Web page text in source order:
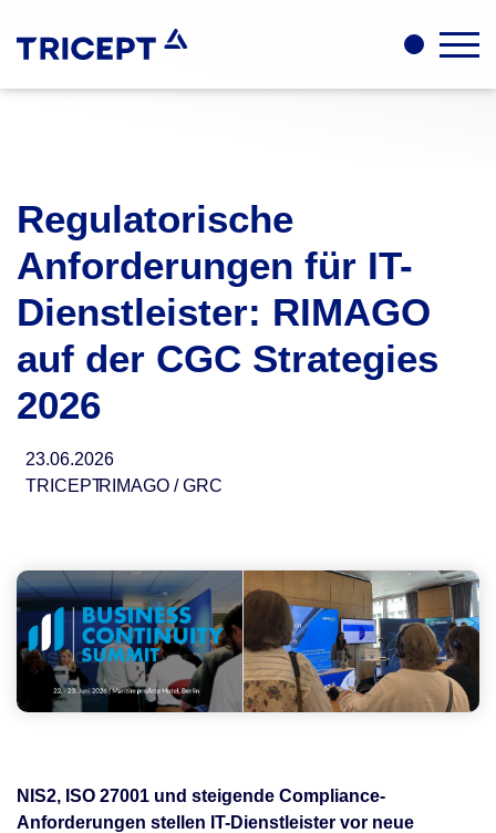
Regulatorische
Anforderungen für IT-
Dienstleister: RIMAGO
auf der CGC Strategies
2026
23.06.2026
TRICEPTRIMAGO / GRC
NIS2, ISO 27001 und steigende Compliance-
Anforderungen stellen IT-Dienstleister vor neue